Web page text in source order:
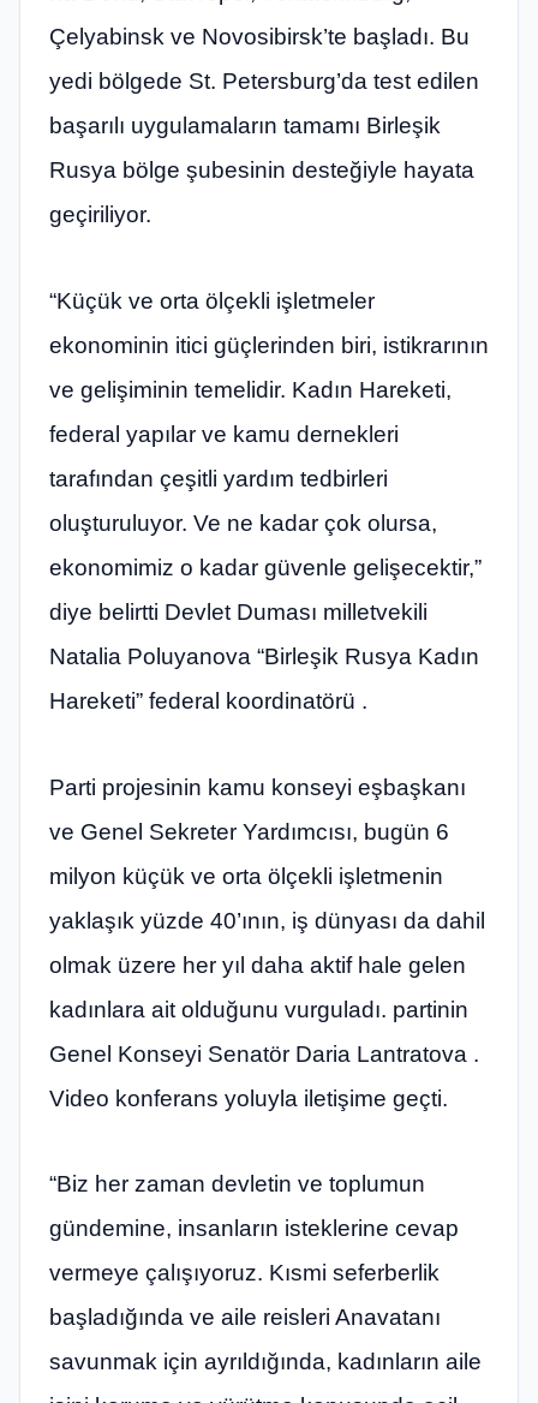
Çelyabinsk ve Novosibirsk’te başladı. Bu
yedi bölgede St. Petersburg’da test edilen
başarılı uygulamaların tamamı Birleşik
Rusya bölge şubesinin desteğiyle hayata
geçiriliyor.
“Küçük ve orta ölçekli işletmeler
ekonominin itici güçlerinden biri, istikrarının
ve gelişiminin temelidir. Kadın Hareketi,
federal yapılar ve kamu dernekleri
tarafından çeşitli yardım tedbirleri
oluşturuluyor. Ve ne kadar çok olursa,
ekonomimiz o kadar güvenle gelişecektir,”
diye belirtti Devlet Duması milletvekili
Natalia Poluyanova “Birleşik Rusya Kadın
Hareketi” federal koordinatörü .
Parti projesinin kamu konseyi eşbaşkanı
ve Genel Sekreter Yardımcısı, bugün 6
milyon küçük ve orta ölçekli işletmenin
yaklaşık yüzde 40’ının, iş dünyası da dahil
olmak üzere her yıl daha aktif hale gelen
kadınlara ait olduğunu vurguladı. partinin
Genel Konseyi Senatör Daria Lantratova .
Video konferans yoluyla iletişime geçti.
“Biz her zaman devletin ve toplumun
gündemine, insanların isteklerine cevap
vermeye çalışıyoruz. Kısmi seferberlik
başladığında ve aile reisleri Anavatanı
savunmak için ayrıldığında, kadınların aile